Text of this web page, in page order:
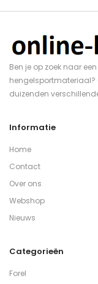
Ben je op zoek naar
hengelsportmateriaal?
duizenden
Informatie
Home
Contact
Over ons
Webshop
Nieuws
Categorieën
Forel